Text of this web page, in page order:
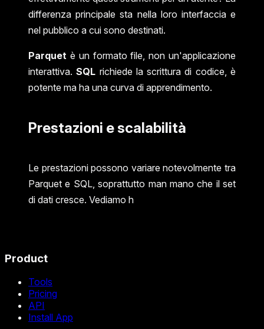
differenza principale sta nella loro interfaccia e
nel pubblico a cui sono destinati.
Parquet è un formato file, non un'applicazione
interattiva.SQL richiede la scrittura di codice, è
potente ma ha una curva di apprendimento.
Prestazioni e scalabilità
Le prestazioni possono variare notevolmente tra
Parquet e SQL, soprattutto man mano che il set
di dati cresce. Vediamo h
Product
Tools
Pricing
API
Install App